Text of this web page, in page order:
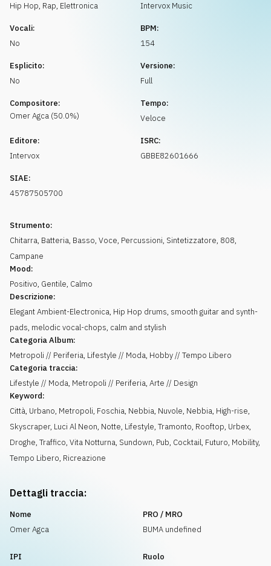
Hip Hop, Rap, Elettronica
Intervox Music
Vocali:
No
BPM:
154
Esplicito:
No
Versione:
Full
Compositore:
OmerAgca (50.0%)
Tempo:
Veloce
Editore:
Intervox
ISRC:
GBBE82601666
SIAE:
45787505700
Strumento:
Chitarra, Batteria, Basso, Voce, Percussioni, Sintetizzatore, 808,
Campane
Mood:
Positivo, Gentile, Calmo
Descrizione:
Elegant Ambient-Electronica, Hip Hop drums, smooth guitar and synth-
pads, melodic vocal-chops, calm and stylish
Categoria Album:
Metropoli // Periferia, Lifestyle // Moda, Hobby // Tempo Libero
Categoria traccia:
Lifestyle // Moda, Metropoli // Periferia, Arte // Design
Keyword:
Città, Urbano, Metropoli, Foschia, Nebbia, Nuvole, Nebbia, High-rise,
Skyscraper, Luci Al Neon, Notte, Lifestyle, Tramonto, Rooftop, Urbex,
Droghe, Traffico, Vita Notturna, Sundown, Pub, Cocktail, Futuro, Mobility,
Tempo Libero, Ricreazione
Dettagli traccia:
Nome
Omer Agca
PRO / MRO
BUMA undefined
IPI
Ruolo